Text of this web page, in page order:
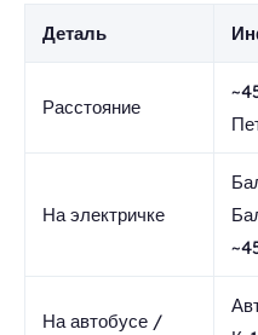
Деталь
Расстояние
На электричке
На автобусе /